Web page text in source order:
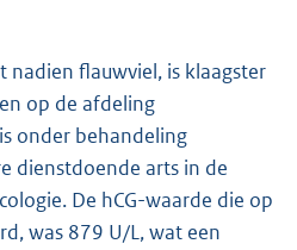
nadien flauwviel, is klaagster
op de afdeling
onder behandeling
dienstdoende arts in de
De hCG-waarde die op
was 879 U/L, wat een